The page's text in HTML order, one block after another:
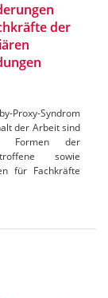
der
Proxy-Syndrom
der Arbeit sind
Formen der
sowie
für Fachkräfte